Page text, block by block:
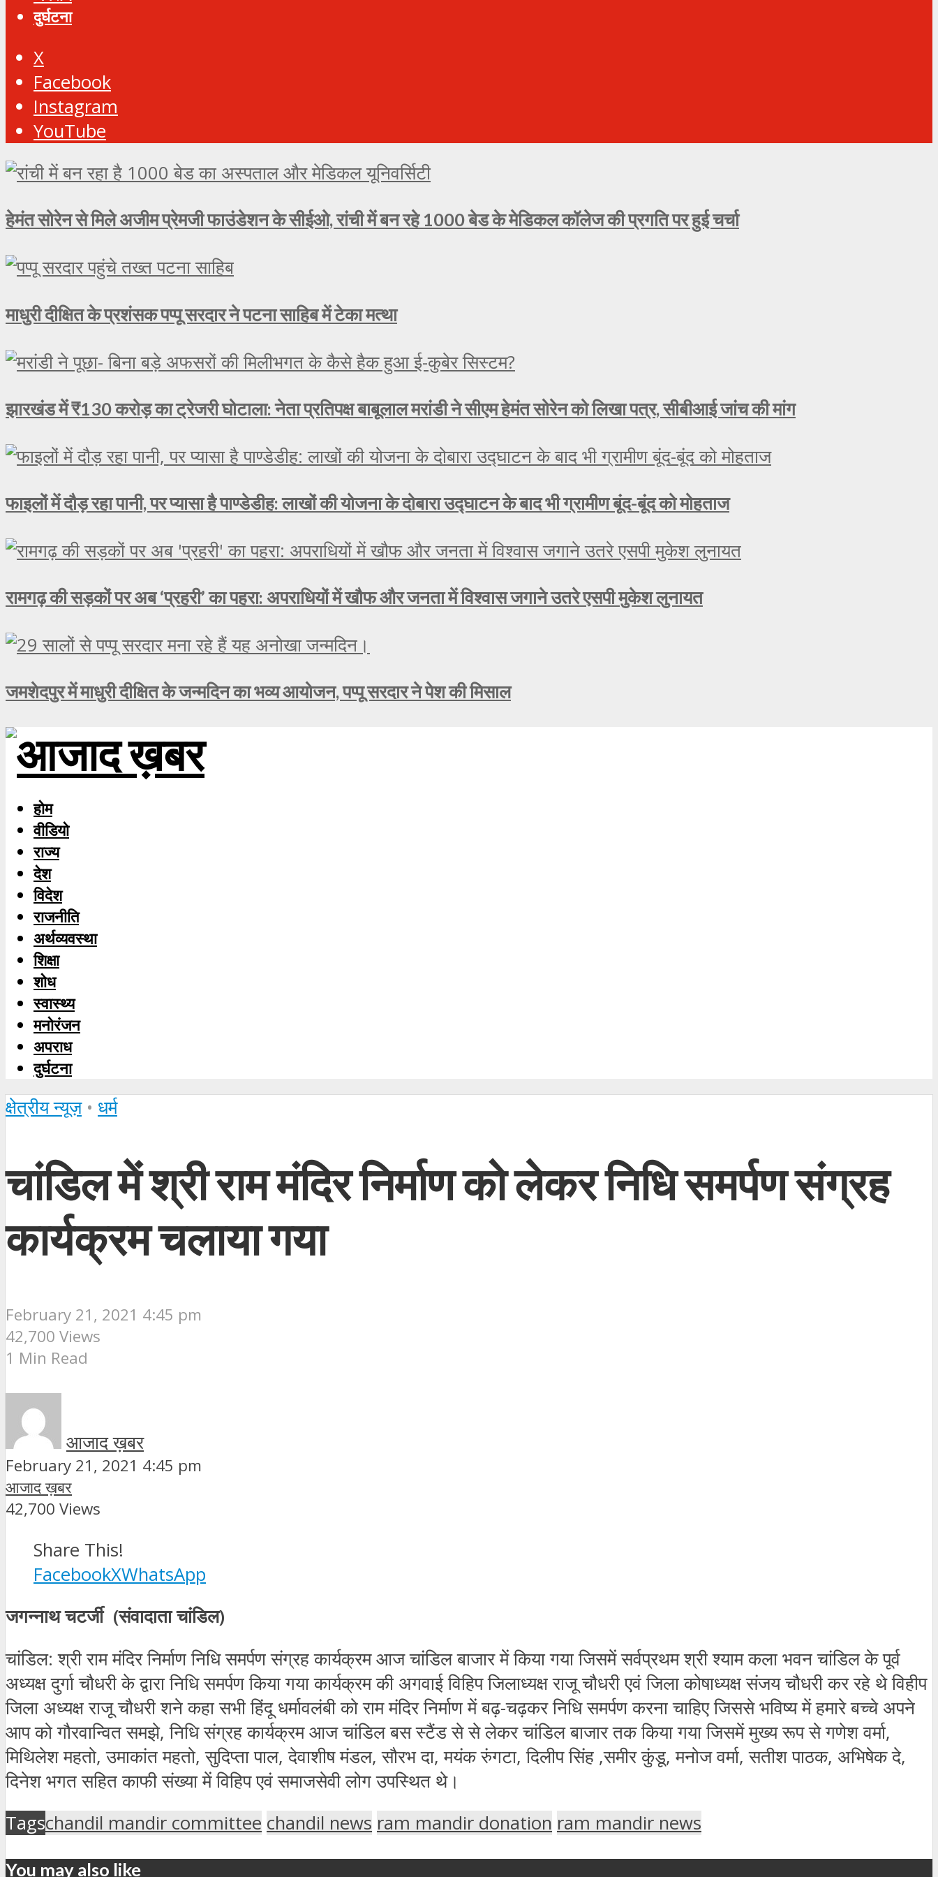
दुर्घटना
X
Facebook
Instagram
YouTube
हेमंत सोरेन से मिले अजीम प्रेमजी फाउंडेशन के सीईओ, रांची में बन रहे 1000 बेड के मेडिकल कॉलेज की प्रगति पर हुई चर्चा
माधुरी दीक्षित के प्रशंसक पप्पू सरदार ने पटना साहिब में टेका मत्था
झारखंड में ₹130 करोड़ का ट्रेजरी घोटाला: नेता प्रतिपक्ष बाबूलाल मरांडी ने सीएम हेमंत सोरेन को लिखा पत्र, सीबीआई जांच की मांग
फाइलों में दौड़ रहा पानी, पर प्यासा है पाण्डेडीह: लाखों की योजना के दोबारा उद्घाटन के बाद भी ग्रामीण बूंद-बूंद को मोहताज
रामगढ़ की सड़कों पर अब ‘प्रहरी’ का पहरा: अपराधियों में खौफ और जनता में विश्वास जगाने उतरे एसपी मुकेश लुनायत
जमशेदपुर में माधुरी दीक्षित के जन्मदिन का भव्य आयोजन, पप्पू सरदार ने पेश की मिसाल
होम
वीडियो
राज्य
देश
विदेश
राजनीति
अर्थव्यवस्था
शिक्षा
शोध
स्‍वास्‍थ्‍य
मनोरंजन
अपराध
दुर्घटना
क्षेत्रीय न्यूज़ • धर्म
चांडिल में श्री राम मंदिर निर्माण को लेकर निधि समर्पण संग्रह
कार्यक्रम चलाया गया
February 21, 2021 4:45 pm
42,700 Views
1 Min Read
आजाद ख़बर
February 21, 2021 4:45 pm
आजाद ख़बर
42,700 Views
Share This!
FacebookXWhatsApp
जगन्नाथ चटर्जी (संवादाता चांडिल)
चांडिल: श्री राम मंदिर निर्माण निधि समर्पण संग्रह कार्यक्रम आज चांडिल बाजार में किया गया जिसमें सर्वप्रथम श्री श्याम कला भवन चांडिल के पूर्व
अध्यक्ष दुर्गा चौधरी के द्वारा निधि समर्पण किया गया कार्यक्रम की अगवाई विहिप जिलाध्यक्ष राजू चौधरी एवं जिला कोषाध्यक्ष संजय चौधरी कर रहे थे विहीप
जिला अध्यक्ष राजू चौधरी शने कहा सभी हिंदू धर्मावलंबी को राम मंदिर निर्माण में बढ़-चढ़कर निधि समर्पण करना चाहिए जिससे भविष्य में हमारे बच्चे अपने
आप को गौरवान्वित समझे, निधि संग्रह कार्यक्रम आज चांडिल बस स्टैंड से से लेकर चांडिल बाजार तक किया गया जिसमें मुख्य रूप से गणेश वर्मा,
मिथिलेश महतो, उमाकांत महतो, सुदिप्ता पाल, देवाशीष मंडल, सौरभ दा, मयंक रुंगटा, दिलीप सिंह ,समीर कुंडू, मनोज वर्मा, सतीश पाठक, अभिषेक दे,
दिनेश भगत सहित काफी संख्या में विहिप एवं समाजसेवी लोग उपस्थित थे।
Tagschandil mandir committee chandil news ram mandir donation ram mandir news
You may also like